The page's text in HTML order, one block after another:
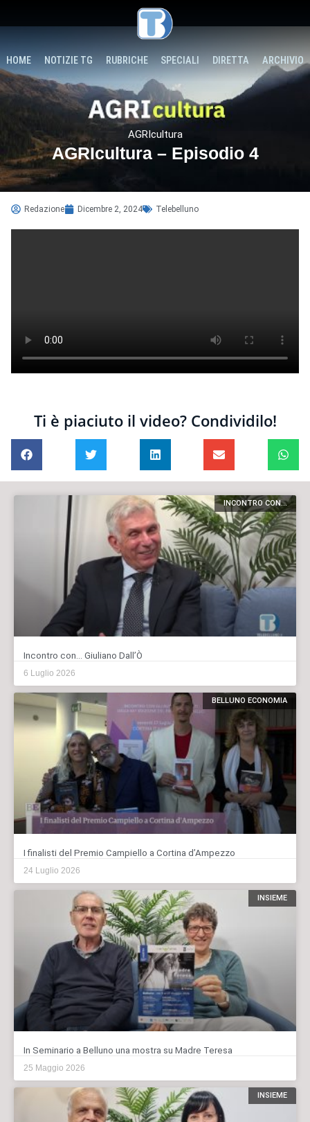
HOME NOTIZIE TG RUBRICHE SPECIALI DIRETTA ARCHIVIO
AGRIcultura
AGRIcultura – Episodio 4
Redazione Dicembre 2, 2024 Telebelluno
Ti è piaciuto il video? Condividilo!
INCONTRO CON...
Incontro con… Giuliano Dall’Ò
6 Luglio 2026
BELLUNO ECONOMIA
I finalisti del Premio Campiello a Cortina d’Ampezzo
24 Luglio 2026
INSIEME
In Seminario a Belluno una mostra su Madre Teresa
25 Maggio 2026
INSIEME